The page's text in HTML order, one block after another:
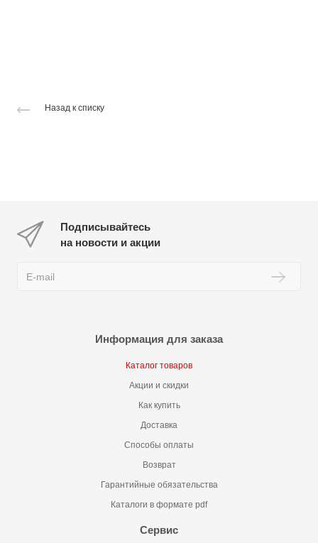
Назад к списку
Подписывайтесь
на новости и акции
Информация для заказа
Каталог товаров
Акции и скидки
Как купить
Доставка
Способы оплаты
Возврат
Гарантийные обязательства
Каталоги в формате pdf
Сервис